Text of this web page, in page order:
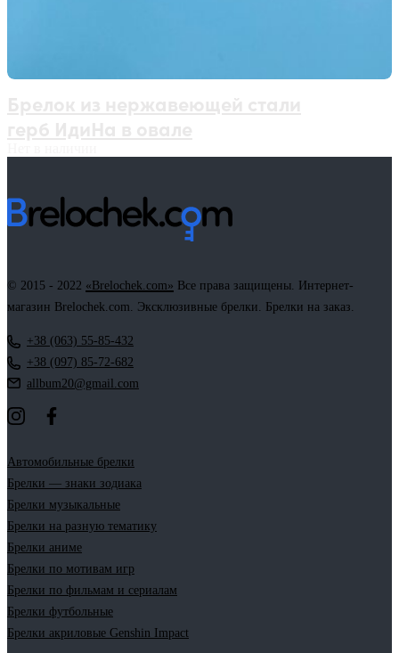
© 2015 - 2022 «Brelochek.com» Все права защищены. Интернет-
магазин Brelochek.com. Эксклюзивные брелки. Брелки на заказ.
+38 (063) 55-85-432
+38 (097) 85-72-682
allbum20@gmail.com
Автомобильные брелки
Брелки — знаки зодиака
Брелки музыкальные
Брелки на разную тематику
Брелки аниме
Брелки по мотивам игр
Брелки по фильмам и сериалам
Брелки футбольные
Брелки акриловые Genshin Impact